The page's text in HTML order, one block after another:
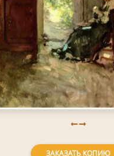
ЗАКАЗАТЬ КОПИЮ